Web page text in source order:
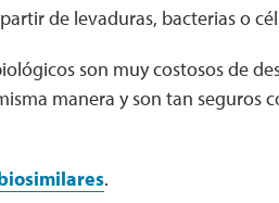
de levaduras, bacterias o
son muy costosos de
manera y son tan seguros
.